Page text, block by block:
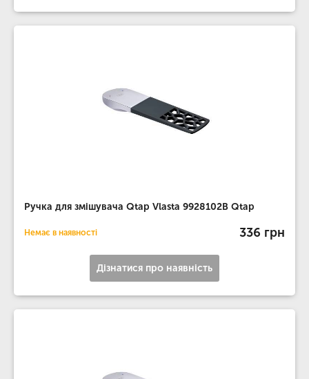
Ручка для змішувача Qtap Vlasta 9928102B Qtap
Немає в наявності 336 грн
Дізнатися про наявність